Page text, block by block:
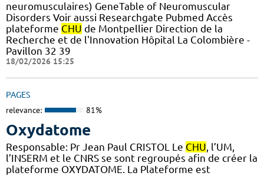
neuromusculaires) GeneTable of Neuromuscular
Disorders Voir aussi Researchgate Pubmed Accès
plateforme CHU de Montpellier Direction de la
Recherche et de l'Innovation Hôpital La Colombière -
Pavillon 32 39
18/02/2026 15:25
PAGES
relevance: 81%
Oxydatome
Responsable: Pr Jean Paul CRISTOL Le CHU , l’UM,
l’INSERM et le CNRS se sont regroupés afin de créer la
plateforme OXYDATOME. La Plateforme est